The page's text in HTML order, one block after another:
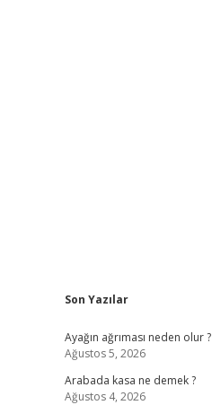
Sidebar
Son Yazılar
Ayağın ağrıması neden olur ?
Ağustos 5, 2026
Arabada kasa ne demek ?
Ağustos 4, 2026